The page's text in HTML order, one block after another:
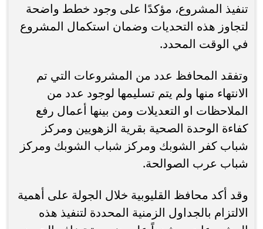
تنفيذ المشروع، مؤكدًا على وجود خطط واضحة
لتجاوز هذه التحديات وضمان استكمال المشروع
في الوقت المحدد.
وتفقد المحافظ عدد من المشروعات التي تم
الانتهاء منها ولم يتم تسليمها لوجود عدد من
الملاحظات او التعديلات ومن بينها أعمال رفع
كفاءة الوحدة الصحية بقرية الزهويين ومركز
شباب كفر الشوبك ومركز شباب الشوبك ومركز
شباب عرب الصوالحة.
وقد أكد محافظ القليوبية خلال الجولة على أهمية
الالتزام بالجداول الزمنية المحددة لتنفيذ هذه